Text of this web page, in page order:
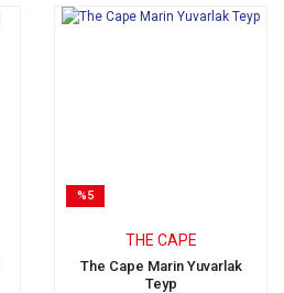
%5
THE CAPE
The Cape Marin Yuvarlak
Teyp